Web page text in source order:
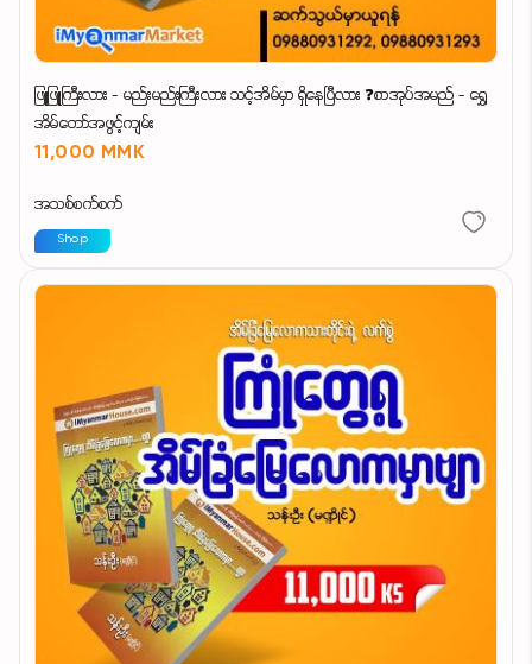
ဖြူဖြူကြီးလား - မည်းမည်းကြီးလား သင့်အိမ်မှာ ရှိနေပြီလား ❓စာအုပ်အမည် - ရွှေ
အိမ်တော်အဖွင့်ကျမ်း
11,000 MMK
အသစ်စက်စက်
Shop